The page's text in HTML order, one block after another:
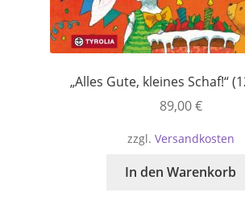
„Alles Gute, kleines Schaf!“
89,00€
zzgl. Versandkosten
In den Warenkorb